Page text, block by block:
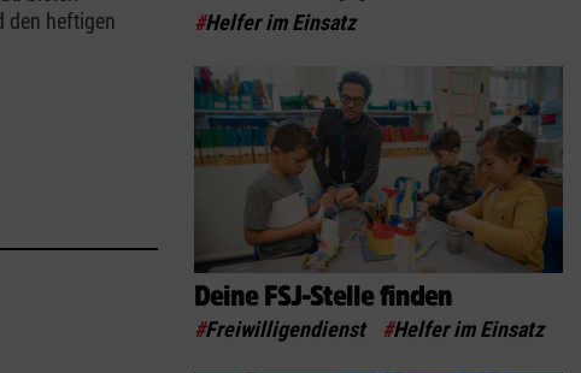
den heftigen
#Helfer im Einsatz
Deine FSJ-Stelle finden
#Freiwilligendienst #Helfer im Einsatz